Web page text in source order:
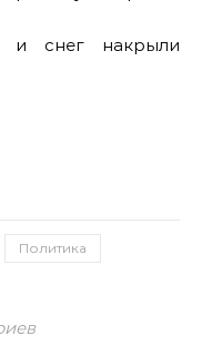
и снег накрыли
Политика